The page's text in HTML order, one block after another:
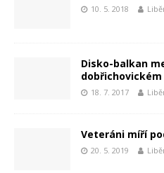
10. 5. 2018
Disko-balkan
18. 7. 2017
Veteráni míří
20. 5. 2019